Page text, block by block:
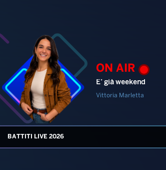
ON AIR
E’ già weekend
Vittoria Marletta
BATTITI LIVE 2026